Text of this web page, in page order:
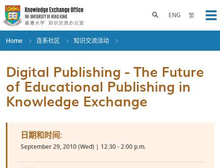
Skip
to
main
content
ENG 繁
Toggle search panel
Home 连系社区 知识交流活动
Digital Publishing - The Future
of Educational Publishing in
Knowledge Exchange
日期和时间:
September 29, 2010 (Wed) | 12:30 - 2:00 p.m.